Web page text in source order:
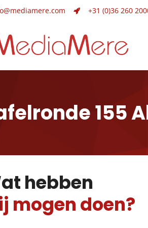
+31 (0)36 260
155
hebben
mogen doen?